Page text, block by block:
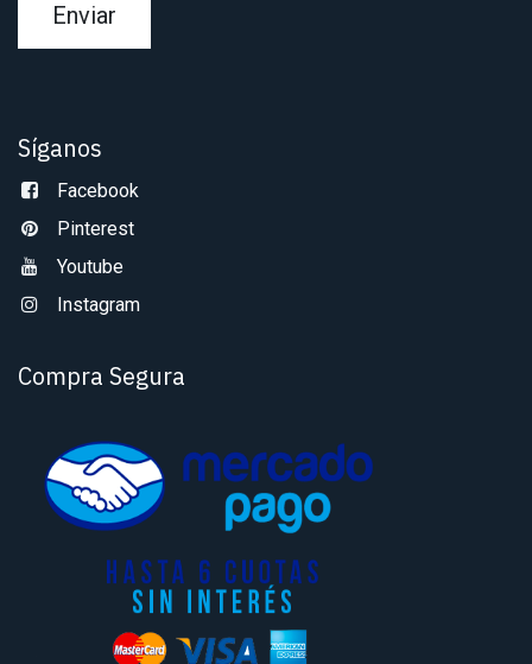
Enviar
Síganos
Facebook
Pinterest
Youtube
Instagram
Compra Segura